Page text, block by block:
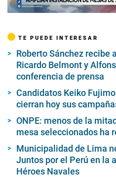
00:00/02:28
TE PUEDE INTERESAR
Roberto Sánchez recibe
Ricardo Belmont y
conferencia de prensa
Candidatos Keiko
cierran hoy sus
ONPE: menos de la
mesa seleccionados ha
Municipalidad de Lima
Juntos por el Perú en la
Héroes Navales